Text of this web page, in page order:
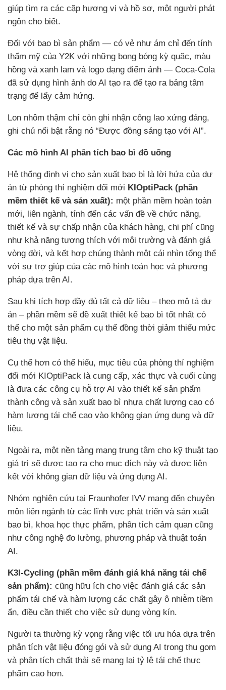
giúp tìm ra các cặp hương vị và hồ sơ, một người phát
ngôn cho biết.
Đối với bao bì sản phẩm — có vẻ như ám chỉ đến tính
thẩm mỹ của Y2K với những bong bóng kỳ quặc, màu
hồng và xanh lam và logo dạng điểm ảnh — Coca-Cola
đã sử dụng hình ảnh do AI tạo ra để tạo ra bảng tâm
trạng để lấy cảm hứng.
Lon nhôm thậm chí còn ghi nhận công lao xứng đáng,
ghi chú nổi bật rằng nó “Được đồng sáng tạo với AI”.
Các mô hình AI phân tích bao bì đồ uống
Hệ thống định vị cho sản xuất bao bì là lời hứa của dự
án từ phòng thí nghiệm đổi mới KIOptiPack(phần
mềm thiết kế và sản xuất): một phần mềm hoàn toàn
mới, liên ngành, tính đến các vấn đề về chức năng,
thiết kế và sự chấp nhận của khách hàng, chi phí cũng
như khả năng tương thích với môi trường và đánh giá
vòng đời, và kết hợp chúng thành một cái nhìn tổng thể
với sự trợ giúp của các mô hình toán học và phương
pháp dựa trên AI.
Sau khi tích hợp đầy đủ tất cả dữ liệu – theo mô tả dự
án – phần mềm sẽ đề xuất thiết kế bao bì tốt nhất có
thể cho một sản phẩm cụ thể đồng thời giảm thiểu mức
tiêu thụ vật liệu.
Cụ thể hơn có thể hiểu, mục tiêu của phòng thí nghiệm
đổi mới KIOptiPack là cung cấp, xác thực và cuối cùng
là đưa các công cụ hỗ trợ AI vào thiết kế sản phẩm
thành công và sản xuất bao bì nhựa chất lượng cao có
hàm lượng tái chế cao vào không gian ứng dụng và dữ
liệu.
Ngoài ra, một nền tảng mạng trung tâm cho kỹ thuật tạo
giá trị sẽ được tạo ra cho mục đích này và được liên
kết với không gian dữ liệu và ứng dụng AI.
Nhóm nghiên cứu tại Fraunhofer IVV mang đến chuyên
môn liên ngành từ các lĩnh vực phát triển và sản xuất
bao bì, khoa học thực phẩm, phân tích cảm quan cũng
như công nghệ đo lường, phương pháp và thuật toán
AI.
K3I-Cycling (phần mềm đánh giá khả năng tái chế
sản phẩm): cũng hữu ích cho việc đánh giá các sản
phẩm tái chế và hàm lượng các chất gây ô nhiễm tiềm
ẩn, điều cần thiết cho việc sử dụng vòng kín.
Người ta thường kỳ vọng rằng việc tối ưu hóa dựa trên
phân tích vật liệu đóng gói và sử dụng AI trong thu gom
và phân tích chất thải sẽ mang lại tỷ lệ tái chế thực
phẩm cao hơn.